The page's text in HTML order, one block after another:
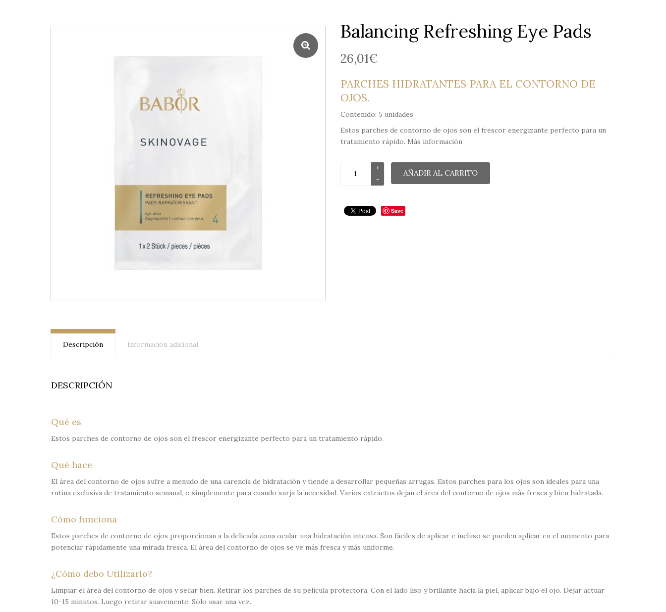
Balancing Refreshing Eye Pads
26,01€
PARCHES HIDRATANTES PARA EL CONTORNO DE
OJOS.
Contenido: 5 unidades
Estos parches de contorno de ojos son el frescor energizante perfecto para un
tratamiento rápido. Más información
AÑADIR AL CARRITO
Save
Descripción Información adicional
DESCRIPCIÓN
Qué es
Estos parches de contorno de ojos son el frescor energizante perfecto para un tratamiento rápido.
Qué hace
El área del contorno de ojos sufre a menudo de una carencia de hidratación y tiende a desarrollar pequeñas arrugas. Estos parches para los ojos son ideales para una
rutina exclusiva de tratamiento semanal, o simplemente para cuando surja la necesidad. Varios extractos dejan el área del contorno de ojos más fresca y bien hidratada.
Cómo funciona
Estos parches de contorno de ojos proporcionan a la delicada zona ocular una hidratación intensa. Son fáciles de aplicar e incluso se pueden aplicar en el momento para
potenciar rápidamente una mirada fresca. El área del contorno de ojos se ve más fresca y más uniforme.
¿Cómo debo Utilizarlo?
Limpiar el área del contorno de ojos y secar bien. Retirar los parches de su película protectora. Con el lado liso y brillante hacia la piel, aplicar bajo el ojo. Dejar actuar
10-15 minutos. Luego retirar suavemente. Sólo usar una vez.